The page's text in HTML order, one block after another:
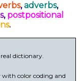
,adverbs,
, postpositional
.
dictionary.
color coding and